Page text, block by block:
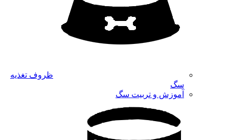
ظروف تغذیه
سگ
آموزش و تربیت سگ